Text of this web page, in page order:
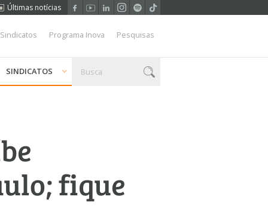
Últimas notícias
Programa Inova Pesquisas
SINDICATOS
fique